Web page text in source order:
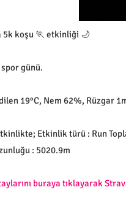
5k koşu 🏃 etkinliği 🌙
günü.
19°C, Nem 62%, Rüzgar
Etkinlik türü : Run
: 5020.9m
buraya tıklayarak